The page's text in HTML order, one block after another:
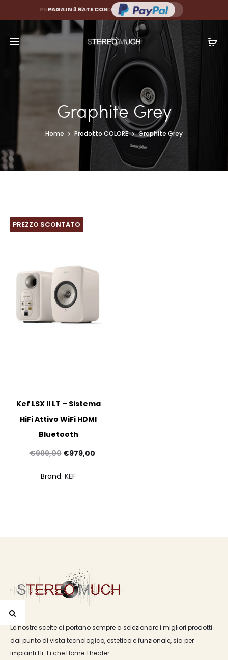
PAGA FINO A 10 RATE CON
PAGA IN 3 RATE CON
Graphite Grey
Home Prodotto COLORE Graphite Grey
PREZZO SCONTATO
Kef LSX II LT – Sistema
HiFi Attivo WiFi HDMI
Bluetooth
€999,00 Il
€979,00Il
Brand: KEF
Le nostre scelte ci portano sempre a selezionare i migliori prodotti
dal punto di vista tecnologico, estetico e funzionale, sia per
impianti Hi-Fi che Home Theater.